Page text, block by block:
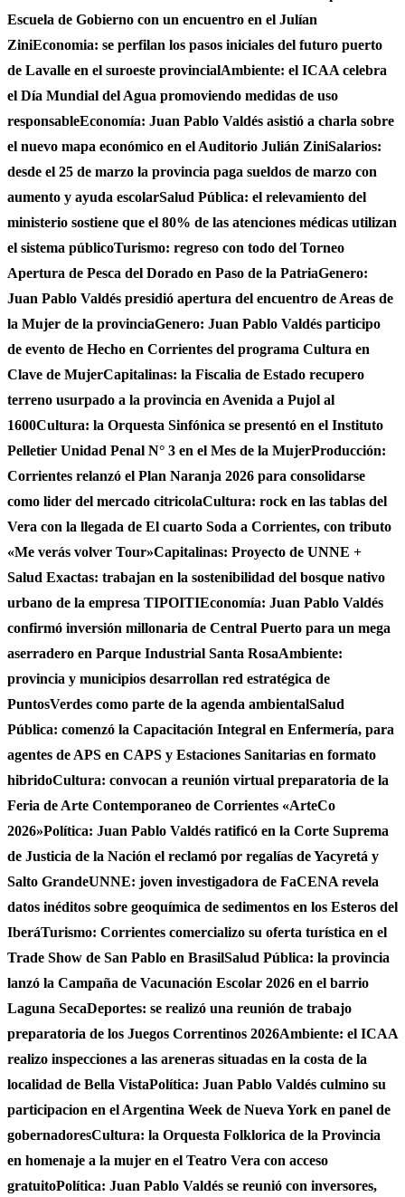
Escuela de Gobierno con un encuentro en el Julían
ZiniEconomia: se perfilan los pasos iniciales del futuro puerto
de Lavalle en el suroeste provincialAmbiente: el ICAA celebra
el Día Mundial del Agua promoviendo medidas de uso
responsableEconomía: Juan Pablo Valdés asistió a charla sobre
el nuevo mapa económico en el Auditorio Julián ZiniSalarios:
desde el 25 de marzo la provincia paga sueldos de marzo con
aumento y ayuda escolarSalud Pública: el relevamiento del
ministerio sostiene que el 80% de las atenciones médicas utilizan
el sistema públicoTurismo: regreso con todo del Torneo
Apertura de Pesca del Dorado en Paso de la PatriaGenero:
Juan Pablo Valdés presidió apertura del encuentro de Areas de
la Mujer de la provinciaGenero: Juan Pablo Valdés participo
de evento de Hecho en Corrientes del programa Cultura en
Clave de MujerCapitalinas: la Fiscalia de Estado recupero
terreno usurpado a la provincia en Avenida a Pujol al
1600Cultura: la Orquesta Sinfónica se presentó en el Instituto
Pelletier Unidad Penal N° 3 en el Mes de la MujerProducción:
Corrientes relanzó el Plan Naranja 2026 para consolidarse
como lider del mercado citricolaCultura: rock en las tablas del
Vera con la llegada de El cuarto Soda a Corrientes, con tributo
«Me verás volver Tour»Capitalinas: Proyecto de UNNE +
Salud Exactas: trabajan en la sostenibilidad del bosque nativo
urbano de la empresa TIPOITIEconomía: Juan Pablo Valdés
confirmó inversión millonaria de Central Puerto para un mega
aserradero en Parque Industrial Santa RosaAmbiente:
provincia y municipios desarrollan red estratégica de
PuntosVerdes como parte de la agenda ambientalSalud
Pública: comenzó la Capacitación Integral en Enfermería, para
agentes de APS en CAPS y Estaciones Sanitarias en formato
hibridoCultura: convocan a reunión virtual preparatoria de la
Feria de Arte Contemporaneo de Corrientes «ArteCo
2026»Política: Juan Pablo Valdés ratificó en la Corte Suprema
de Justicia de la Nación el reclamó por regalías de Yacyretá y
Salto GrandeUNNE: joven investigadora de FaCENA revela
datos inéditos sobre geoquímica de sedimentos en los Esteros del
IberáTurismo: Corrientes comercializo su oferta turística en el
Trade Show de San Pablo en BrasilSalud Pública: la provincia
lanzó la Campaña de Vacunación Escolar 2026 en el barrio
Laguna SecaDeportes: se realizó una reunión de trabajo
preparatoria de los Juegos Correntinos 2026Ambiente: el ICAA
realizo inspecciones a las areneras situadas en la costa de la
localidad de Bella VistaPolítica: Juan Pablo Valdés culmino su
participacion en el Argentina Week de Nueva York en panel de
gobernadoresCultura: la Orquesta Folklorica de la Provincia
en homenaje a la mujer en el Teatro Vera con acceso
gratuitoPolítica: Juan Pablo Valdés se reunió con inversores,